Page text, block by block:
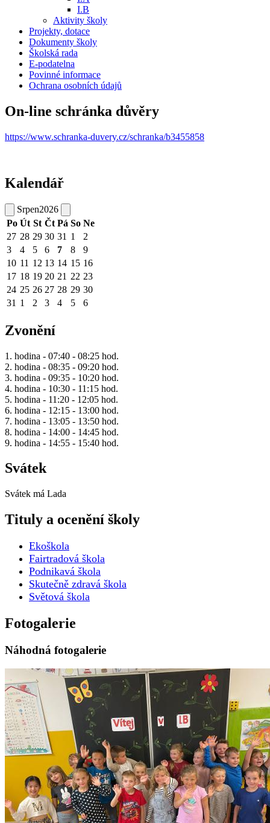
I.B
Aktivity školy
Projekty, dotace
Dokumenty školy
Školská rada
E-podatelna
Povinné informace
Ochrana osobních údajů
On-line schránka důvěry
https://www.schranka-duvery.cz/schranka/b3455858
Kalendář
Srpen2026
Po Út St Čt Pá So Ne
27 28 29 30 31 1
2
3
4 5 6 7 8
9
10 11 12 13 14 15 16
17 18 19 20 21 22 23
24 25 26 27 28 29 30
31 1 2 3 4 5 6
Zvonění
1. hodina - 07:40 - 08:25 hod.
2. hodina - 08:35 - 09:20 hod.
3. hodina - 09:35 - 10:20 hod.
4. hodina - 10:30 - 11:15 hod.
5. hodina - 11:20 - 12:05 hod.
6. hodina - 12:15 - 13:00 hod.
7. hodina - 13:05 - 13:50 hod.
8. hodina - 14:00 - 14:45 hod.
9. hodina - 14:55 - 15:40 hod.
Svátek
Svátek má Lada
Tituly a ocenění školy
Ekoškola
Fairtradová škola
Podnikavá škola
Skutečně zdravá škola
Světová škola
Fotogalerie
Náhodná fotogalerie